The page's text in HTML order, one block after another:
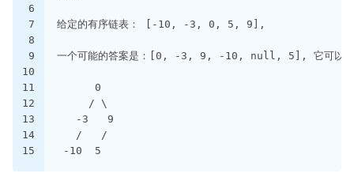
6
7
8
9
10
11
12
13
14
15
给定的有序链表： [-10, -3, 0, 5, 9],
一个可能的答案是：[0, -3, 9, -10, null, 5], 它可以表示
      0
     / \
   -3   9
   /   /
-10  5